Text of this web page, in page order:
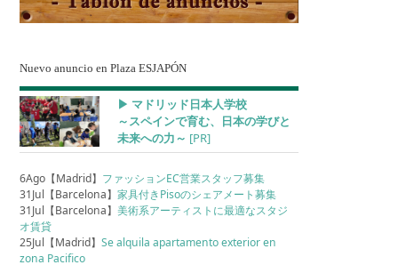
Nuevo anuncio en Plaza ESJAPÓN
▶︎ マドリッド日本人学校
～スペインで育む、日本の学びと
未来への力～ [PR]
6Ago【Madrid】 ファッションEC営業スタッフ募集
31Jul【Barcelona】家具付きPisoのシェアメート募集
31Jul【Barcelona】美術系アーティストに最適なスタジ
オ賃貸
25Jul【Madrid】Se alquila apartamento exterior en
zona Pacifico